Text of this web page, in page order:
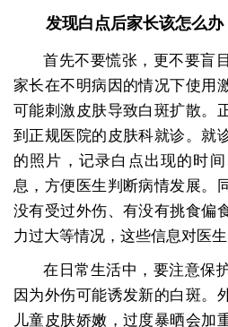
发现白点后家长该怎么办
首先不要慌张，更不要盲
家长在不明病因的情况下使用
可能刺激皮肤导致白斑扩散。
到正规医院的皮肤科就诊。就
的照片，记录白点出现的时
息，方便医生判断病情发展。
没有受过外伤、有没有挑食偏
力过大等情况，这些信息对医
在日常生活中，要注意保
因为外伤可能诱发新的白斑。
儿童皮肤娇嫩，过度暴晒会加